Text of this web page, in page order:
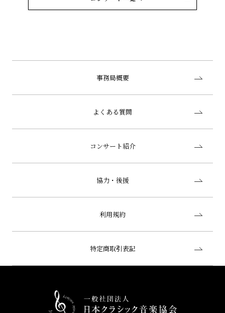
事務局概要
よくある質問
コンサート紹介
協力・後援
利用規約
特定商取引表記